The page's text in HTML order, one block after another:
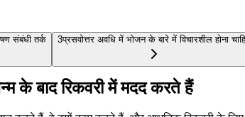
संबंधी तर्क 3प्रसवोत्तर अवधि में भोजन के बारे में विचारशील होना
के बाद रिकवरी में मदद करते हैं